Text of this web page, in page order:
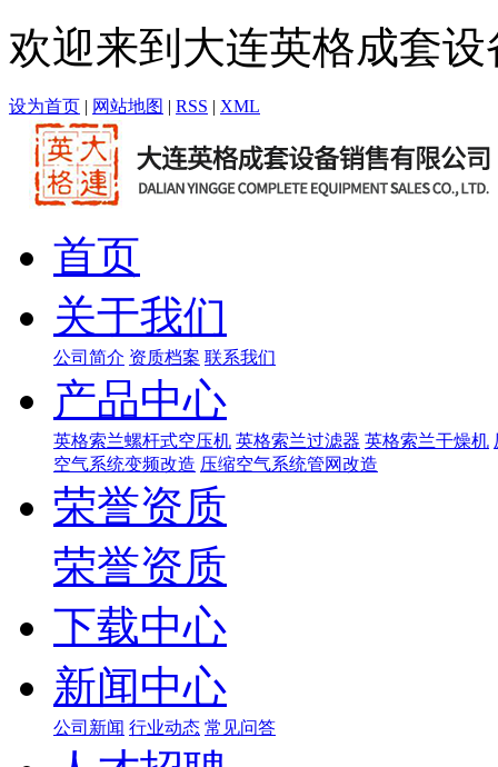
欢迎来到大连英格成套
设为首页 | 网站地图 | RSS | XML
首页
关于我们
公司简介 资质档案 联系我们
产品中心
英格索兰螺杆式空压机 英格索兰过滤器 英格索兰干燥机
空气系统变频改造 压缩空气系统管网改造
荣誉资质
荣誉资质
下载中心
新闻中心
公司新闻 行业动态 常见问答